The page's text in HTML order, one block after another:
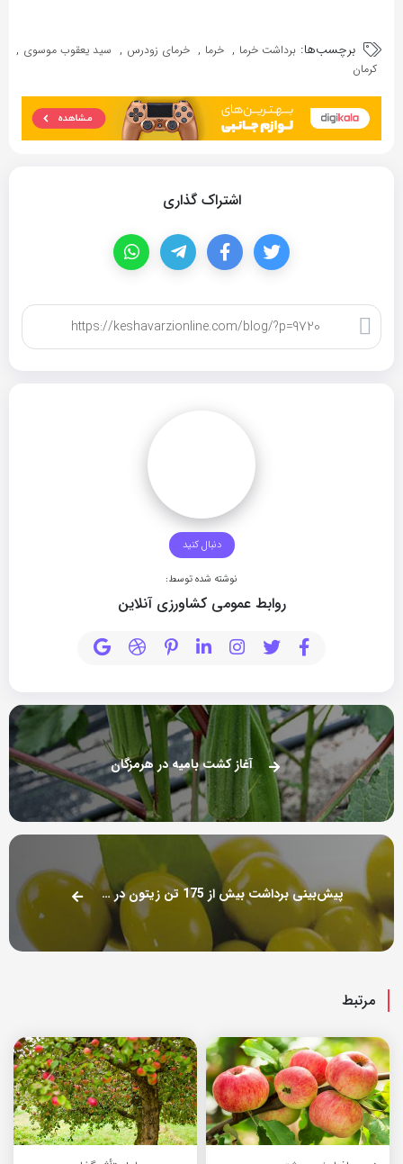
برچسب‌ها: برداشت خرما , خرما , خرمای زودرس , سید یعقوب موسوی ,
کرمان
اشتراک گذاری
دنبال کنید
نوشته شده توسط:
روابط عمومی کشاورزی آنلاین
آغاز کشت بامیه در هرمزگان
پیش‌بینی برداشت بیش از 175 تن زیتون در خراسان‌جنوبی
مرتبط